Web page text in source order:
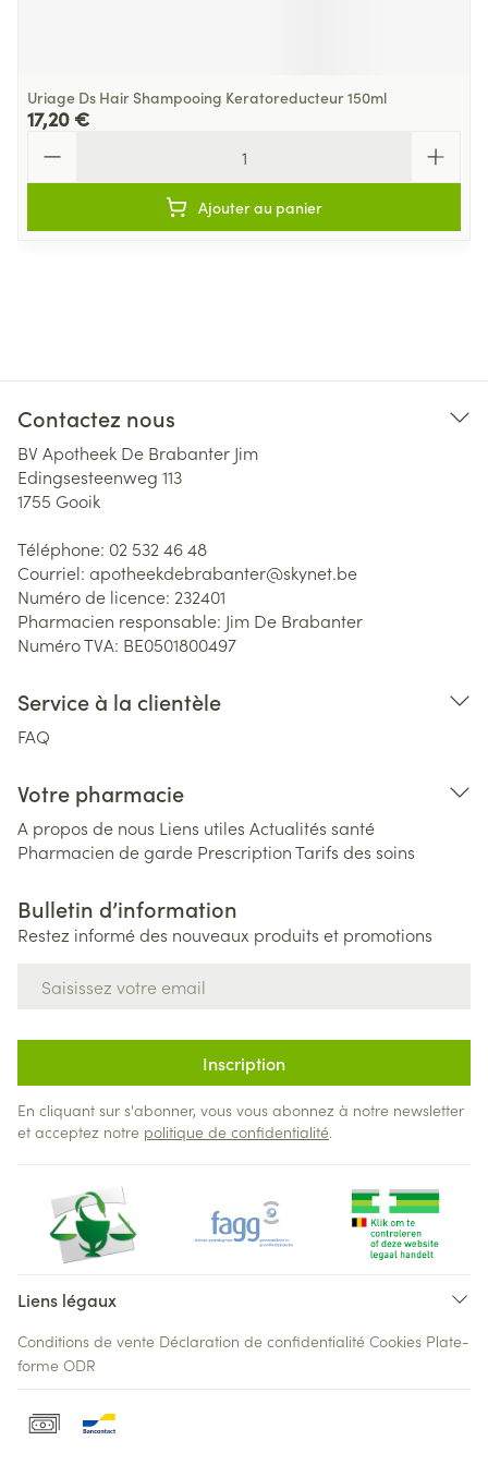
Uriage Ds Hair Shampooing Keratoreducteur 150ml
17,20 €
Ajouter au panier
Contactez nous
BV Apotheek De Brabanter Jim
Edingsesteenweg 113
1755 Gooik
Téléphone: 02 532 46 48
Courriel: apotheekdebrabanter@skynet.be
Numéro de licence: 232401
Pharmacien responsable: Jim De Brabanter
Numéro TVA: BE0501800497
Service à la clientèle
FAQ
Votre pharmacie
A propos de nous Liens utiles Actualités santé
Pharmacien de garde PrescriptionTarifs des soins
Bulletin d’information
Restez informé des nouveaux produits et promotions
Inscription
En cliquant sur s'abonner, vous vous abonnez à notre newsletter
et acceptez notre politique de confidentialité.
Liens légaux
Conditions de vente Déclaration de confidentialité Cookies Plate-
forme ODR